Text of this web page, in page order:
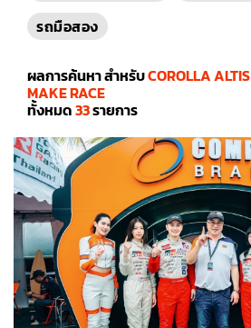
รถมือสอง
ผลการค้นหา สำหรับCOROLLA
MAKE RACE
ทั้งหมด33รายการ